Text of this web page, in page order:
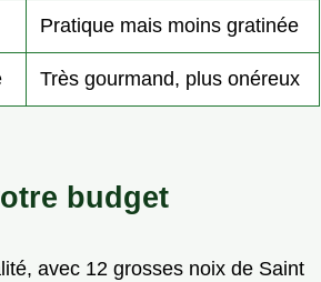
Pratique mais moins gratinée
Très gourmand, plus onéreux
budget
avec 12 grosses noix de Saint